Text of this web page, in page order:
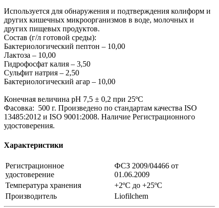
Используется для обнаружения и подтверждения колиформ и
других кишечных микроорганизмов в воде, молочных и
других пищевых продуктов.
Состав (г/л готовой среды):
Бактериологический пептон – 10,00
Лактоза – 10,00
Гидрофосфат калия – 3,50
Сульфит натрия – 2,50
Бактериологический агар – 10,00
Конечная величина pH 7,5 ± 0,2 при 25ºС
Фасовка: 500 г. Произведено по стандартам качества ISO
13485:2012 и ISO 9001:2008. Наличие Регистрационного
удостоверения.
Характеристики
Регистрационное
удостоверение
ФСЗ 2009/04466 от
01.06.2009
Температура хранения
+2ºC до +25ºC
Производитель
Liofilchem